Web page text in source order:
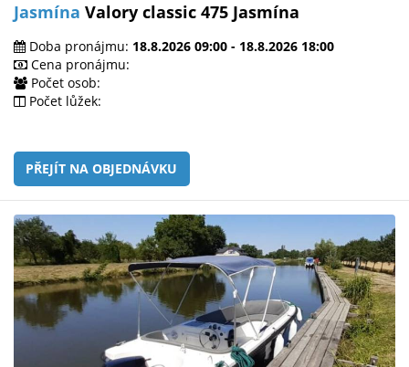
Jasmína Valory classic 475 Jasmína
Doba pronájmu: 18.8.2026 09:00 - 18.8.2026 18:00
Cena pronájmu:
Počet osob:
Počet lůžek:
PŘEJÍT NA OBJEDNÁVKU